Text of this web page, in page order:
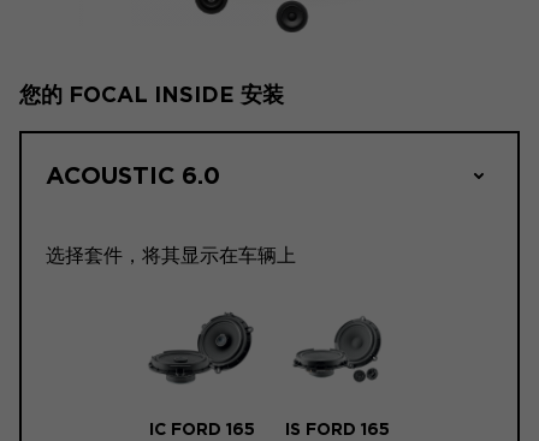
您的 FOCAL INSIDE 安装
ACOUSTIC 6.0
选择套件，将其显示在车辆上
IC FORD 165 IS FORD 165